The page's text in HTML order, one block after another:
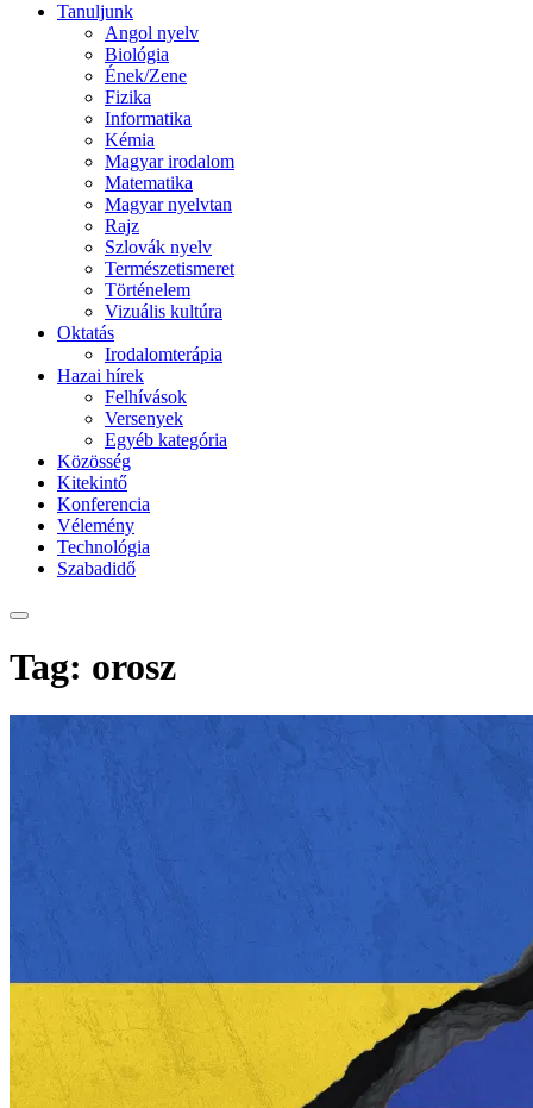
Tanuljunk
Angol nyelv
Biológia
Ének/Zene
Fizika
Informatika
Kémia
Magyar irodalom
Matematika
Magyar nyelvtan
Rajz
Szlovák nyelv
Természetismeret
Történelem
Vizuális kultúra
Oktatás
Irodalomterápia
Hazai hírek
Felhívások
Versenyek
Egyéb kategória
Közösség
Kitekintő
Konferencia
Vélemény
Technológia
Szabadidő
Tag: orosz